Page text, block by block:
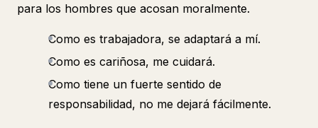
para los hombres que acosan moralmente.
Como es trabajadora, se adaptará a mí.
Como es cariñosa, me cuidará.
Como tiene un fuerte sentido de
responsabilidad, no me dejará fácilmente.